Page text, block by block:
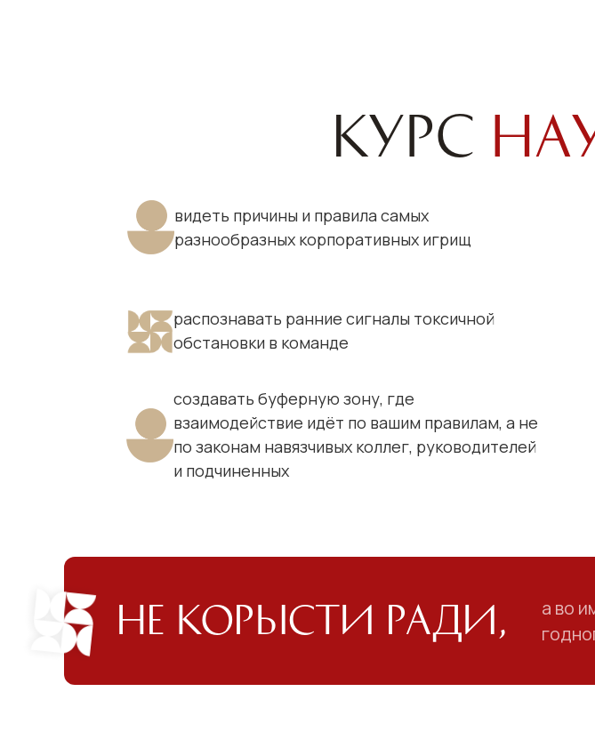
Курс
создавать буферную зону, где
взаимодействие идёт по вашим правилам, а не
по законам навязчивых коллег, руководителей
и подчиненных
распознавать ранние сигналы токсичной
обстановки в команде
видеть причины и правила самых
разнообразных корпоративных игрищ
Не корысти ради,
а во